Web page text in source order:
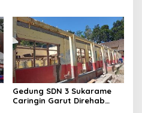
Gedung SDN 3 Sukarame
Caringin Garut Direhab